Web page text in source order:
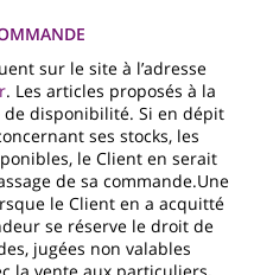
sur le site à l’adresse
. Les articles proposés à la
de disponibilité. Si en dépit
ses stocks, les
le Client en serait
de sa commande.Une
le Client en a acquitté
se réserve le droit de
jugées non valables